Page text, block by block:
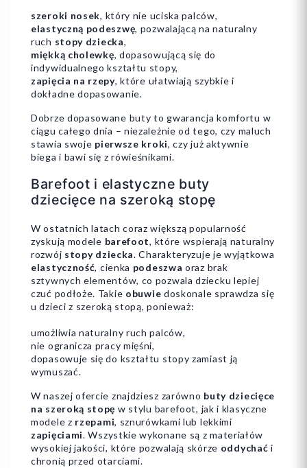
szeroki nosek, który nie uciska palców,
elastyczną podeszwę, pozwalającą na naturalny
ruch stopy dziecka,
miękką cholewkę, dopasowującą się do
indywidualnego kształtu stopy,
zapięcia na rzepy, które ułatwiają szybkie i
dokładne dopasowanie.
Dobrze dopasowane buty to gwarancja komfortu w
ciągu całego dnia – niezależnie od tego, czy maluch
stawia swoje pierwsze kroki, czy już aktywnie
biega i bawi się z rówieśnikami.
Barefoot i elastyczne buty
dziecięce na szeroką stopę
W ostatnich latach coraz większą popularność
zyskują modele barefoot, które wspierają naturalny
rozwój stopy dziecka. Charakteryzuje je wyjątkowa
elastyczność, cienka podeszwa oraz brak
sztywnych elementów, co pozwala dziecku lepiej
czuć podłoże. Takie obuwie doskonale sprawdza się
u dzieci z szeroką stopą, ponieważ:
umożliwia naturalny ruch palców,
nie ogranicza pracy mięśni,
dopasowuje się do kształtu stopy zamiast ją
wymuszać.
W naszej ofercie znajdziesz zarówno buty dziecięce
na szeroką stopę w stylu barefoot, jak i klasyczne
modele z rzepami, sznurówkami lub lekkimi
zapięciami. Wszystkie wykonane są z materiałów
wysokiej jakości, które pozwalają skórze oddychać i
chronią przed otarciami.